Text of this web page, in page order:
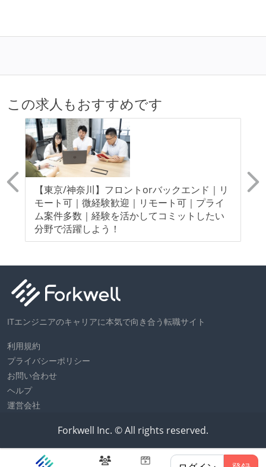
この求人もおすすめです
【東京/神奈川】フロントorバックエンド｜リ
モート可｜微経験歓迎｜リモート可｜プライ
ム案件多数｜経験を活かしてコミットしたい
分野で活躍しよう！
ITエンジニアのキャリアに本気で向き合う転職サイト
利用規約
プライバシーポリシー
お問い合わせ
ヘルプ
運営会社
Forkwell Inc. © All rights reserved.